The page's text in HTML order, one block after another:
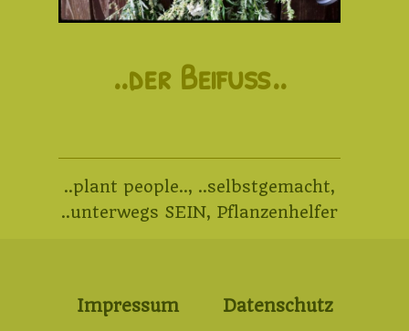
..der Beifuß..
..plant people.., ..selbstgemacht,
..unterwegs SEIN, Pflanzenhelfer
Impressum Datenschutz